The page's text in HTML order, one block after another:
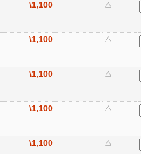
\1,100 △
\1,100 △
\1,100 △
\1,100 △
\1,100 △